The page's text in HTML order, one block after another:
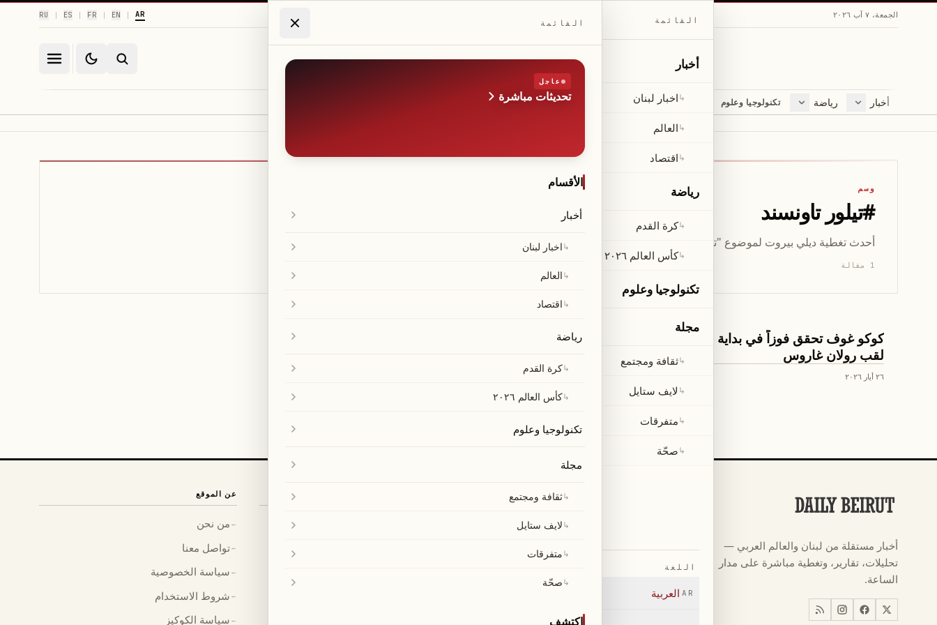
الجمعة، ٧ آب ٢٠٢٦ AR
|
EN
|
FR
|
ES
|
RU
أخبار
اخبار لبنان
رياضة
كرة القدم
تكنولوجيا وعلوم مجلة
ثقافة ومجتمع
لايف ستايل
وسم
#تيلور تاونسند
أحدث تغطية ديلي بيروت لموضوع "تيلور تاونسند" — 1 مقال يشمل الأخبار والتحليلات والتحديثات.
1 مقالة
رياضةكوكو غوف تحقق فوزاً في بداية دفاعها عن
لقب رولان غاروس
٢٦ أيار ٢٠٢٦
أخبار مستقلة من لبنان والعالم العربي —
تحليلات، تقارير، وتغطية مباشرة على مدار
الساعة.
كأس العالم ٢٠٢٦
←أخبار
←اخبار لبنان
عن الموقع
← من نحن
←تواصل معنا
← سياسة الخصوصية
← شروط الاستخدام
← سياسة الكوكيز
القائمة
أخبار
↳اخبار لبنان
↳العالم
↳اقتصاد
رياضة
↳كرة القدم
↳كأس العالم ٢٠٢٦
تكنولوجيا وعلوم
مجلة
↳ثقافة ومجتمع
↳ لايف ستايل
↳متفرقات
↳صحّة
اللغة
AR العربية
القائمة
عاجل
تحديثات مباشرة
الأقسام
أخبار
↳اخبار لبنان
↳العالم
↳اقتصاد
رياضة
↳كرة القدم
↳كأس العالم ٢٠٢٦
تكنولوجيا وعلوم
مجلة
↳ثقافة ومجتمع
↳لايف ستايل
↳متفرقات
↳صحّة
اكتشف